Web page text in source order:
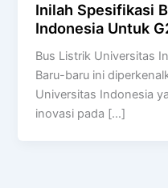
Inilah Spesifikasi
Indonesia Untuk
Bus Listrik Universitas
Baru-baru ini
Universitas Indonesia
inovasi pada […]